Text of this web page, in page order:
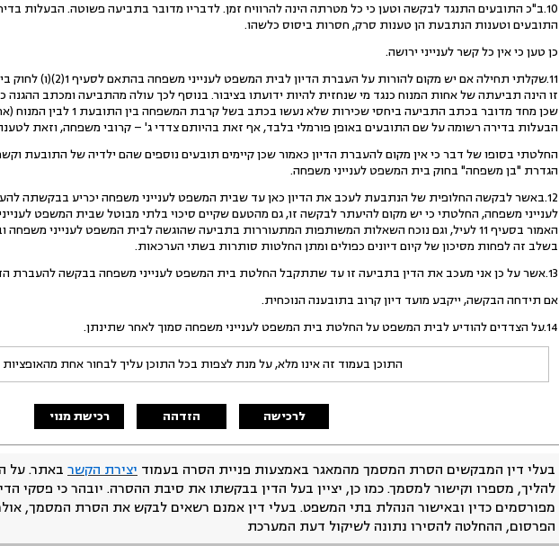
10.ב"כ התובעים התנגד לבקשה וטען כי כל מטרתה הינה להרוויח זמן. לדבריו מדובר בתביעה פשוטה. הבעלות
התובעים וטענות הנתבעת הן טענות סרק, חסרות ביסוס כלשהו.
כן טען כי אין כל קשר לענייני ירושה.
11.שקלתי תחילה אם יש מקום
זו הינה תביעתה של אחות המנוח כנגד מי שנחזית להיות ידועתו בציבור. בנוסף לכך עולה מהתביעה ומכתב
שכן מחד מדובר בכתב התביעה ביחסי
הבעלות בדירה רשומה על שם התובעים באופן פורמלי בלבד, אף זאת בהיותם צדדי ג' – קרובי משפחה, וזאת
החלטתי בסופו של דבר כי אין מקום להעברת הדיון כאמור שכן קיימים תובעים נוספים שהם ילדיה של התובעת
הגדרת "בן משפחה" בחוק בית המשפט לענייני משפחה.
12.באשר לבקשה החלופית של הנתבעת לעכב את הדיון כאן עד שבית המשפט לענייני משפחה יכריע בבקשתה
לענייני משפחה, החלטתי כי יש מקום להיעתר לבקשה זו, גם מהטעם שקיים סיכוי בלתי מבוטל שבית המשפט
האמור בסעיף 11 לעיל, וגם נוכח השאלות המשותפות המתעוררות בתביעה שהוגשה לבית המשפט לענייני
בשלב זה לפחות מסיכון של קיום דיונים כפולים ומתן החלטות סותרות בשתי הערכאות.
13.אשר על כן אני מעכב את הדין בתביעה זו עד שתתקבל החלטת בית המשפט לענייני משפחה בבקשה להעברת הדיון כאמור לעיל.
אם תידחה הבקשה, ייקבע מועד דיון קרוב בתובענה הנוכחית.
14.על הצדדים להודיע לבית המשפט על החלטת בית המשפט לענייני משפחה סמוך לאחר שתינתן.
התוכן בעמוד זה אינו מלא, על מנת לצפות בכל התוכן עליך לבחור אחת
לרכישה הזדהה רכישת מנוי
בעלי דין המבקשים הסרת המסמך מהמאגר באמצעות פניית הסרה בעמוד יצירת הקשר באתר. על
להליך, מספרו וקישור למסמך. כמו כן, יציין בעל הדין בבקשתו את סיבת ההסרה. יובהר כי פסקי
מפורסמים כדין ובאישור הנהלת בתי המשפט. בעלי דין אמנם רשאים לבקש את הסרת המסמך,
הפרסום, ההחלטה להסירו נתונה לשיקול דעת המערכת